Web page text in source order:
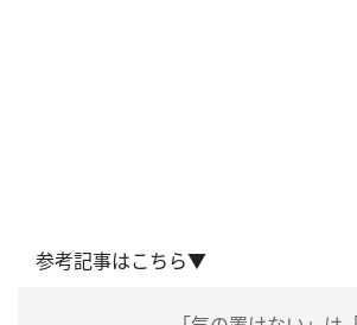
参考記事はこちら▼